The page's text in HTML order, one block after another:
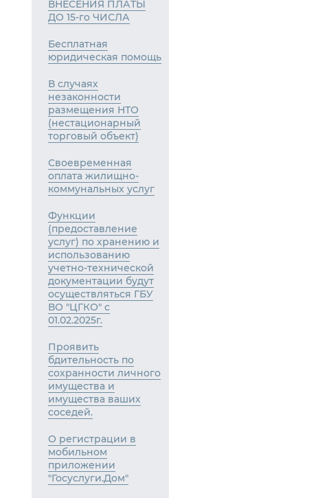
ВНЕСЕНИЯ ПЛАТЫ
ДО 15-го ЧИСЛА
Бесплатная
юридическая помощь
В случаях
незаконности
размещения НТО
(нестационарный
торговый объект)
Своевременная
оплата жилищно-
коммунальных услуг
Функции
(предоставление
услуг) по хранению и
использованию
учетно-технической
документации будут
осуществляться ГБУ
ВО "ЦГКО" с
01.02.2025г.
Проявить
бдительность по
сохранности личного
имущества и
имущества ваших
соседей.
О регистрации в
мобильном
приложении
"Госуслуги.Дом"